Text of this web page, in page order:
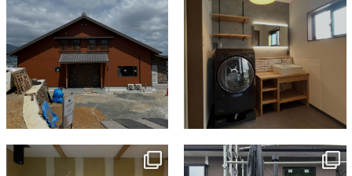
tomohouseinc
tomohouseinc
6月 3